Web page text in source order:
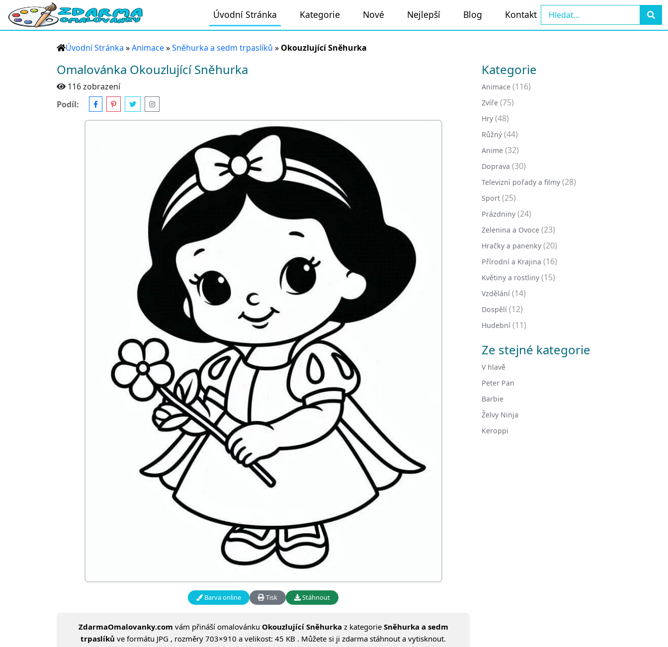
Úvodní Stránka Kategorie Nové Nejlepší Blog Kontakt
Úvodní Stránka »Animace»Sněhurka a sedm trpaslíků » Okouzlující Sněhurka
Omalovánka Okouzlující Sněhurka
116 zobrazení
Podíl:
Barva online Tisk Stáhnout
ZdarmaOmalovanky.com vám přináší omalovánku Okouzlující Sněhurka z kategorie Sněhurka a sedm
trpaslíků ve formátu JPG , rozměry 703×910 a velikost: 45 KB . Můžete si ji zdarma stáhnout a vytisknout.
Kategorie
Animace (116)
Zvíře (75)
Hry (48)
Růžný (44)
Anime (32)
Doprava (30)
Televizní pořady a filmy (28)
Sport (25)
Prázdniny (24)
Zelenina a Ovoce (23)
Hračky a panenky (20)
Přírodní a Krajina (16)
Květiny a rostliny (15)
Vzdělání (14)
Dospělí (12)
Hudební (11)
Ze stejné kategorie
V hlavě
Peter Pan
Barbie
Želvy Ninja
Keroppi